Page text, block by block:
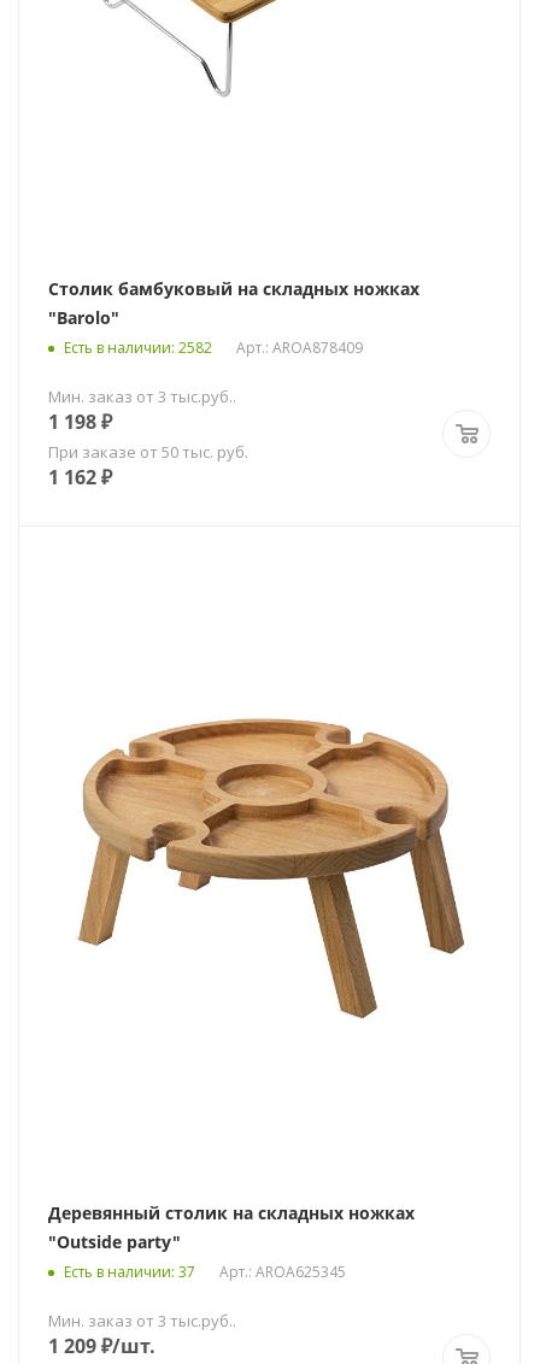
Столик бамбуковый на складных ножках
"Barolo"
Есть в наличии: 2582 Арт.: AROA878409
Мин. заказ от 3 тыс.руб..
1 198₽
При заказе от 50 тыс. руб.
1 162₽
Деревянный столик на складных ножках
"Outside party"
Есть в наличии: 37 Арт.: AROA625345
Мин. заказ от 3 тыс.руб..
1 209₽/шт.